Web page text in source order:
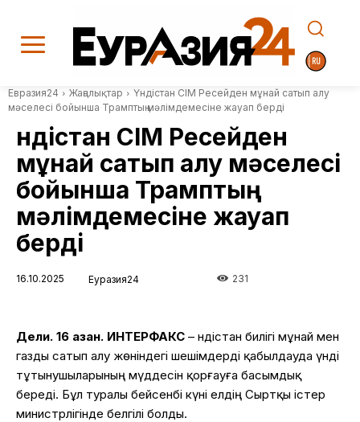
Евразия24 Жаңалықтар
Үндістан СІМ Ресейден мұнай сатып алу
мәселесі бойынша Трамптың мәлімдемесіне жауап берді
Үндістан СІМ Ресейден
мұнай сатып алу мәселесі
бойынша Трамптың
мәлімдемесіне жауап
берді
16.10.2025 Еуразия24 231
Дели. 16 қазан. ИНТЕРФАКС – Үндістан билігі мұнай мен
газды сатып алу жөніндегі шешімдерді қабылдауда үнді
тұтынушыларының мүддесін қорғауға басымдық
береді. Бұл туралы бейсенбі күні елдің Сыртқы істер
министрлігінде белгілі болды.